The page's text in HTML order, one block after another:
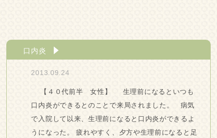
口内炎
2013.09.24
【４０代前半 女性】 生理前になるといつも
口内炎ができるとのことで来局されました。 病気
で入院して以来、生理前になると口内炎ができるよ
うになった。 疲れやすく、夕方や生理前になると足